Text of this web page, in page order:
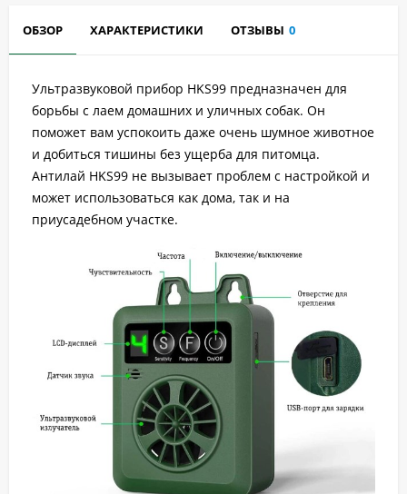
ОБЗОР ХАРАКТЕРИСТИКИ ОТЗЫВЫ 0
Ультразвуковой прибор HKS99 предназначен для
борьбы с лаем домашних и уличных собак. Он
поможет вам успокоить даже очень шумное животное
и добиться тишины без ущерба для питомца.
Антилай HKS99 не вызывает проблем с настройкой и
может использоваться как дома, так и на
приусадебном участке.